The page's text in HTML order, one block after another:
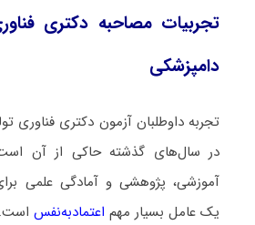
تجربیات مصاحبه دکتری
دامپزشکی
تجربه داوطلبان آزمون دکتری فناوری
در سال‌های گذشته حاکی از آن است
آموزشی، پژوهشی و آمادگی علمی
یک عامل بسیار مهم اعتمادبه‌نفساست.